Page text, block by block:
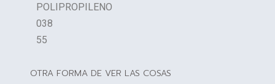
POLIPROPILENO
038
55
OTRA FORMA DE VER LAS COSAS